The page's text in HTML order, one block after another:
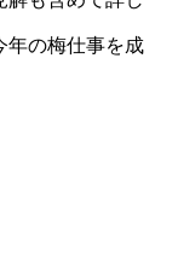
年の梅仕事を成